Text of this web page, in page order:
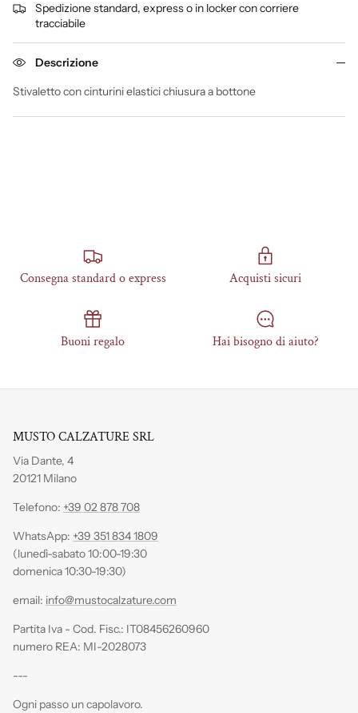
Spedizione standard, express o in locker con corriere
tracciabile
Descrizione
Stivaletto con cinturini elastici chiusura a bottone
Consegna standard o express Acquisti sicuri
Buoni regalo Hai bisogno di aiuto?
MUSTO CALZATURE SRL
Via Dante, 4
20121 Milano
Telefono: +39 02 878 708
WhatsApp: +39 351 834 1809
(lunedì-sabato 10:00-19:30
domenica 10:30-19:30)
email: info@mustocalzature.com
Partita Iva - Cod. Fisc.: IT08456260960
numero REA: MI-2028073
---
Ogni passo un capolavoro.